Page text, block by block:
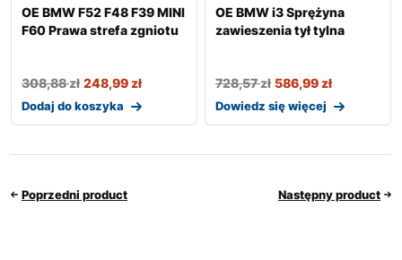
OE BMW F52 F48 F39 MINI
F60 Prawa strefa zgniotu
308,88zł 248,99zł
Dodaj do koszyka
OE BMW i3 Sprężyna
zawieszenia tył tylna
728,57zł 586,99zł
Dowiedz się więcej
Poprzedni product Następny product